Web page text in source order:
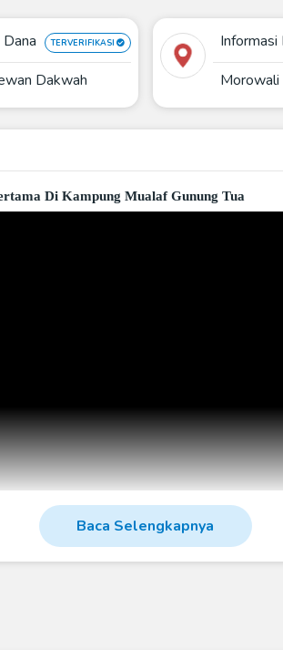
TERVERIFIKASI
Dakwah
Informasi
Morowali
Di Kampung Mualaf Gunung Tua
- Terdorong Oleh Kebutuhan Mendesak
Baca Selengkapnya